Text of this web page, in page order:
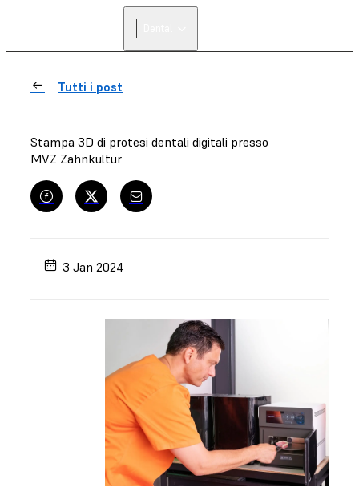
Tutti i post
Stampa 3D di protesi dentali digitali presso
MVZ Zahnkultur
3 Jan 2024